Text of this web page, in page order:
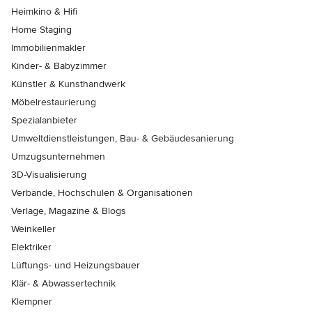
Heimkino & Hifi
Home Staging
Immobilienmakler
Kinder- & Babyzimmer
Künstler & Kunsthandwerk
Möbelrestaurierung
Spezialanbieter
Umweltdienstleistungen, Bau- & Gebäudesanierung
Umzugsunternehmen
3D-Visualisierung
Verbände, Hochschulen & Organisationen
Verlage, Magazine & Blogs
Weinkeller
Elektriker
Lüftungs- und Heizungsbauer
Klär- & Abwassertechnik
Klempner